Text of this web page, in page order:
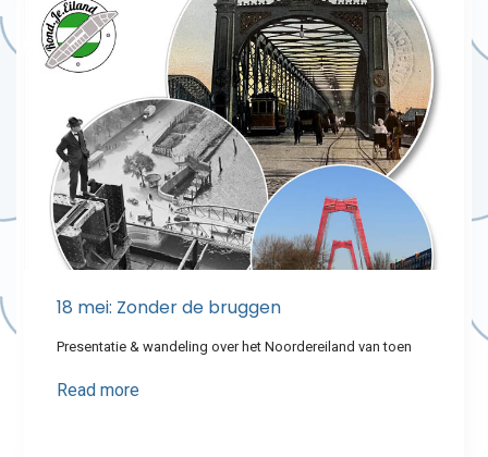
18 mei: Zonder de bruggen
Presentatie & wandeling over het Noordereiland van toen
Read more